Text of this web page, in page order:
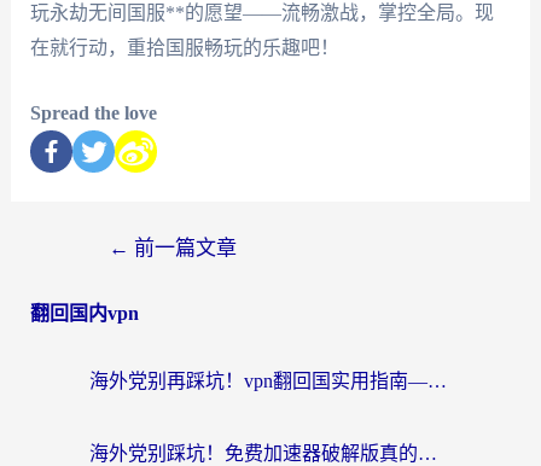
玩永劫无间国服**的愿望——流畅激战，掌控全局。现
在就行动，重拾国服畅玩的乐趣吧！
Spread the love
← 前一篇文章
翻回国内vpn
海外党别再踩坑！vpn翻回国实用指南——选对加速器，国内资源无缝用
海外党别踩坑！免费加速器破解版真的能用？教你无缝访问国内资源的正确姿势